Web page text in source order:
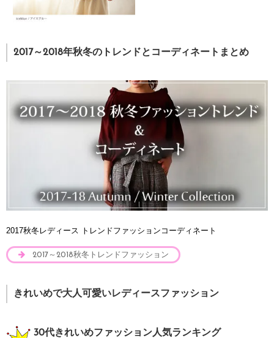
2017～2018年秋冬のトレンドとコーディネートまとめ
2017秋冬レディース トレンドファッションコーディネート
2017～2018秋冬トレンドファッション
きれいめで大人可愛いレディースファッション
30代きれいめファッション人気ランキング